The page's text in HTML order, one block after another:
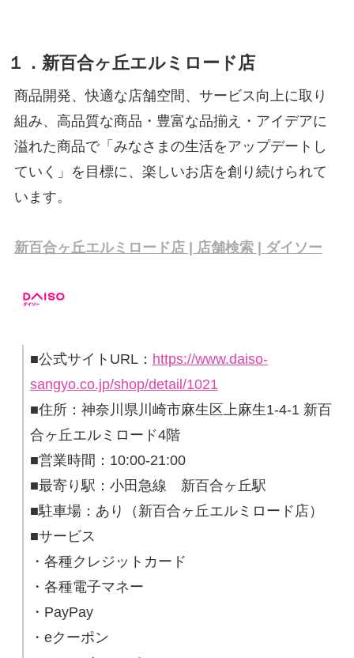
１．新百合ヶ丘エルミロード店
商品開発、快適な店舗空間、サービス向上に取り
組み、高品質な商品・豊富な品揃え・アイデアに
溢れた商品で「みなさまの生活をアップデートし
ていく」を目標に、楽しいお店を創り続けられて
います。
新百合ヶ丘エルミロード店 | 店舗検索 | ダイソー
■公式サイトURL： https://www.daiso-
sangyo.co.jp/shop/detail/1021
■住所：神奈川県川崎市麻生区上麻生1-4-1 新百
合ヶ丘エルミロード4階
■営業時間：10:00-21:00
■最寄り駅：小田急線 新百合ヶ丘駅
■駐車場：あり（新百合ヶ丘エルミロード店）
■サービス
・各種クレジットカード
・各種電子マネー
・PayPay
・eクーポン